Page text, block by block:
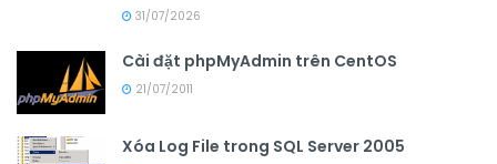
31/07/2026
Cài đặt phpMyAdmin trên CentOS
21/07/2011
Xóa Log File trong SQL Server 2005